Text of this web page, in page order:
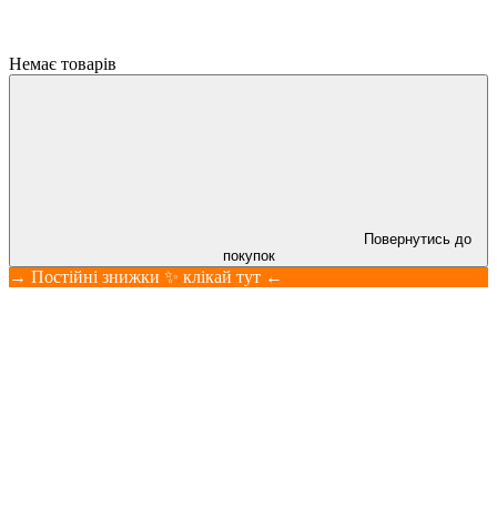
Немає товарів
Повернутись до
покупок
→ Постійні знижки ✨ клікай тут ←